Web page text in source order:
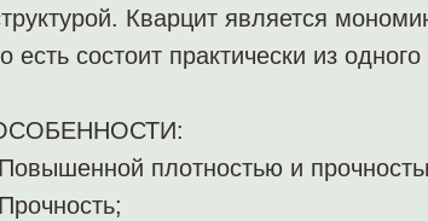
Кварцит является
есть состоит практически из
плотностью и